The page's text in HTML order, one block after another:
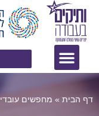
דף הבית » מחפשים